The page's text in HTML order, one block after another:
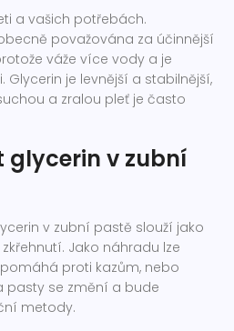
a vašich potřebách.
považována za účinnější
váže více vody a je
je levnější a stabilnější,
a zralou pleť je často
glycerin v zubní
v zubní pastě slouží jako
Jako náhradu lze
proti kazům, nebo
pasty se změní a bude
metody.